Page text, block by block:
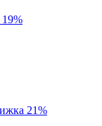
19%
21%